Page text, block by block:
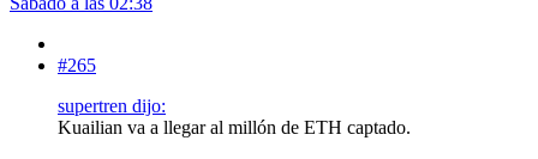
#265
supertren dijo:
Kuailian va a llegar al millón de ETH captado.